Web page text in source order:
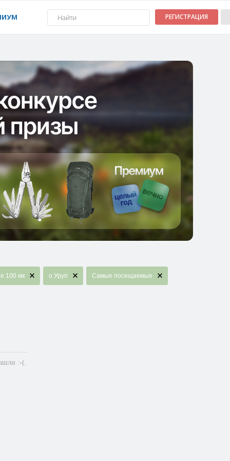
РЕГИСТРАЦИЯ
100 км о.Уруп Самые посещаемые
:-(.